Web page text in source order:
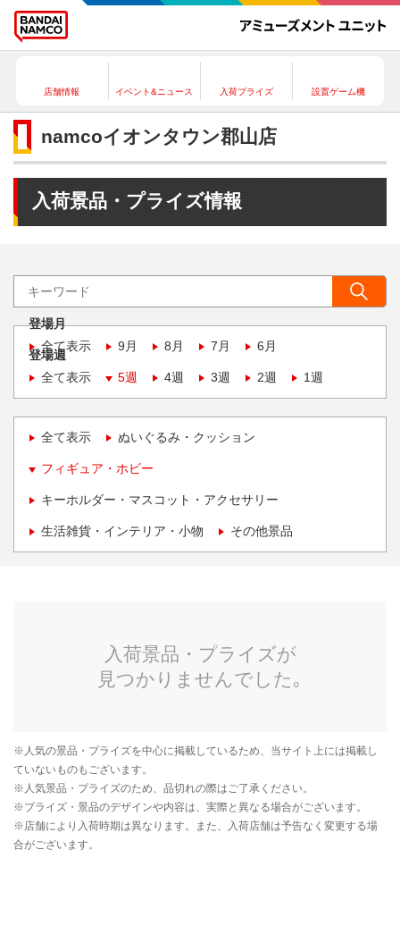
店舗情報 イベント&ニュース 入荷プライズ 設置ゲーム機
namcoイオンタウン郡山店
入荷景品・プライズ情報
登場月
全て表示
9月 8月 7月 6月
登場週
全て表示
5週 4週 3週 2週 1週
全て表示 ぬいぐるみ・クッション
フィギュア・ホビー
キーホルダー・マスコット・アクセサリー
生活雑貨・インテリア・小物 その他景品